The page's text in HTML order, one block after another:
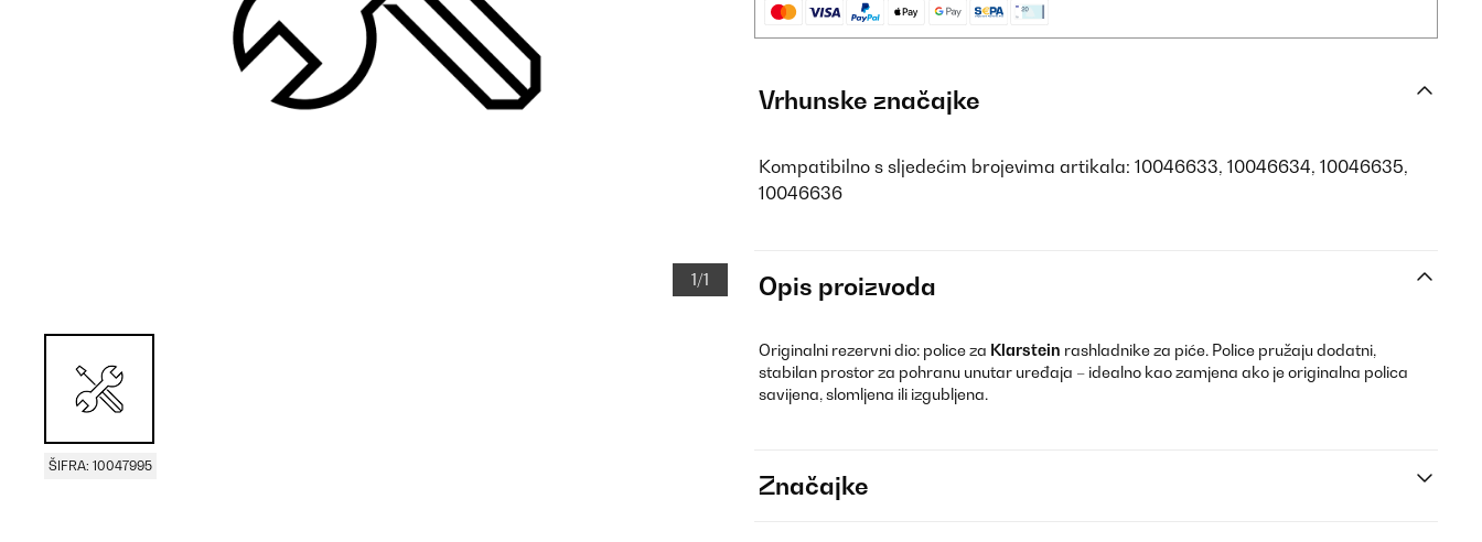
1/1
ŠIFRA: 10047995
Vrhunske značajke
Kompatibilno s sljedećim brojevima artikala: 10046633, 10046634, 10046635,
10046636
Opis proizvoda
Originalni rezervni dio: police za Klarstein rashladnike za piće. Police pružaju dodatni,
stabilan prostor za pohranu unutar uređaja – idealno kao zamjena ako je originalna polica
savijena, slomljena ili izgubljena.
Značajke